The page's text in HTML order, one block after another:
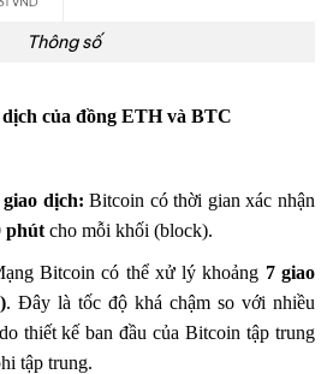
Thông số
dịch của đồng ETH và BTC
dịch: Bitcoin có thời gian xác nhận
phútcho mỗi khối (block).
Bitcoin có thể xử lý khoảng 7 giao
. Đây là tốc độ khá chậm so với nhiều
thiết kế ban đầu của Bitcoin tập trung
tập trung.